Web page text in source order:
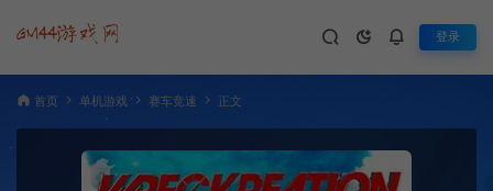
登录
首页 单机游戏 赛车竞速 正文